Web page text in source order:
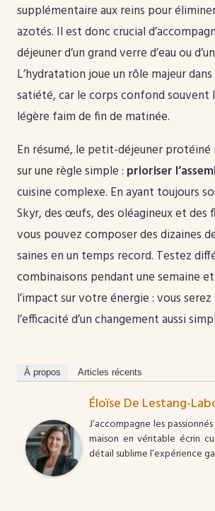
supplémentaire aux reins pour
azotés. Il est donc crucial
déjeuner d’un grand verre d’eau ou
L’hydratation joue un rôle majeur
satiété, car le corps confond souvent
légère faim de fin de matinée.
En résumé, le petit-déjeuner protéiné
sur une règle simple : prioriser
cuisine complexe. En ayant toujours
Skyr, des œufs, des oléagineux et des
vous pouvez composer des dizaines
saines en un temps record. Testez
combinaisons pendant une semaine
l’impact sur votre énergie : vous
l’efficacité d’un changement aussi
À propos Articles récents
Éloïse De Lestang-
J’accompagne les
maison en véritable écrin
détail sublime l’expérience